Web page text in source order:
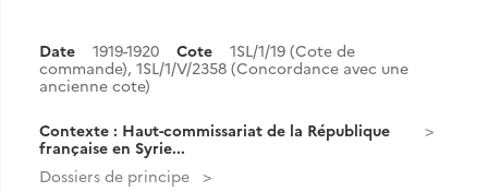
Date 1919-1920 Cote
1SL/1/19 (Cote de
commande), 1SL/1/V/2358 (Concordance avec une
ancienne cote)
Contexte : Haut-commissariat de la République
française en Syrie...
Dossiers de principe